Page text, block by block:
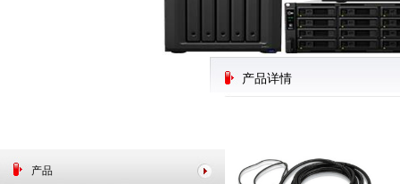
产品详情
产品